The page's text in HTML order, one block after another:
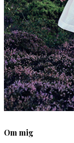
Om mig